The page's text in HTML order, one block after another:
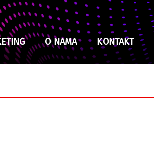
O NAMA KONTAKT